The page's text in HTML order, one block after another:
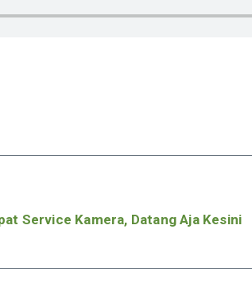
Service Kamera, Datang Aja Kesini